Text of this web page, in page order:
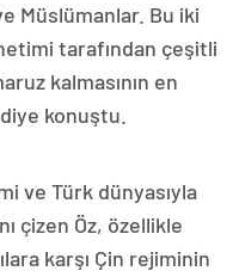
Müslümanlar. Bu iki
tarafından çeşitli
kalmasının en
konuştu.
ve Türk dünyasıyla
çizen Öz, özellikle
karşı Çin rejiminin